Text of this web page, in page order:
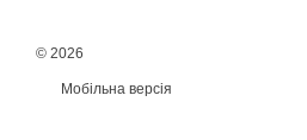
© 2026
Мобільна версія